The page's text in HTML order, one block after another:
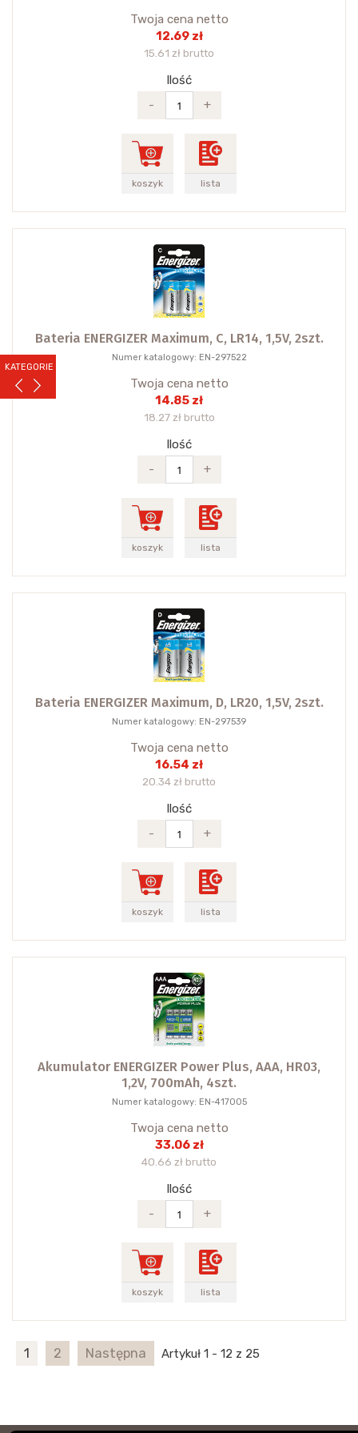
KATEGORIE
Twoja cena netto
12.69 zł
15.61 zł brutto
Ilość
-
+
koszyk lista
Bateria ENERGIZER Maximum, C, LR14, 1,5V, 2szt.
Numer katalogowy: EN-297522
Twoja cena netto
14.85 zł
18.27 zł brutto
Ilość
-
+
koszyk lista
Bateria ENERGIZER Maximum, D, LR20, 1,5V, 2szt.
Numer katalogowy: EN-297539
Twoja cena netto
16.54 zł
20.34 zł brutto
Ilość
-
+
koszyk lista
Akumulator ENERGIZER Power Plus, AAA, HR03,
1,2V, 700mAh, 4szt.
Numer katalogowy: EN-417005
Twoja cena netto
33.06 zł
40.66 zł brutto
Ilość
-
+
koszyk lista
1 2 Następna Artykuł 1 - 12 z 25